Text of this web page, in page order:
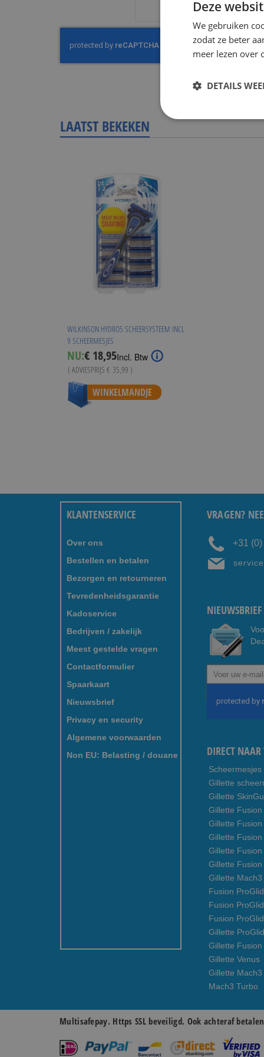
LAATST BEKEKEN
WILKINSON HYDRO5 SCHEERSYSTEEM INCL
9 SCHEERMESJES
NU:Special
Price
€ 18,95Incl. Btw
( ADVIESPRIJS € 35,99 )
WINKELMANDJE
KLANTENSERVICE
Over ons
Bestellen en betalen
Bezorgen en retourneren
Tevredenheidsgarantie
Kadoservice
Bedrijven / zakelijk
Meest gestelde vragen
Contactformulier
Spaarkaart
Nieuwsbrief
Privacy en security
Algemene voorwaarden
Non EU: Belasting / douane
VRAGEN?
+31
Abonneer
u
onze
DIRECT NAAR
Scheermesjes
Gillette
Gillette
Gillette Fusion
Gillette
Gillette Fusion
Gillette
Gillette
Gillette
Fusion
Fusion
Fusion
Gillette
Gillette Fusion
Gillette Venus
Gillette Mach3
Mach3 Turbo
Multisafepay. Https SSL beveiligd. Ook achteraf
Deze
We gebruiken
zodat ze beter
meer lezen over
DETAILS